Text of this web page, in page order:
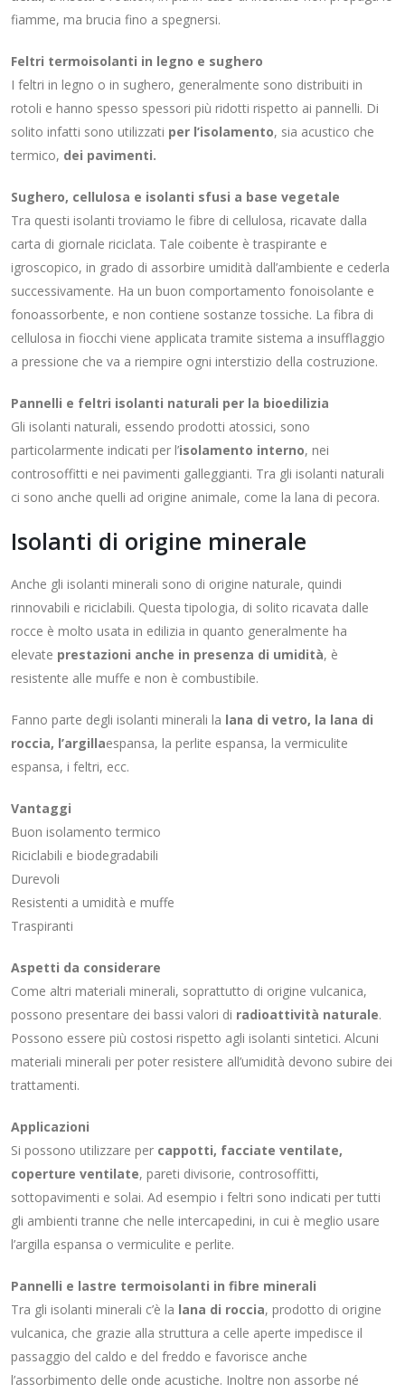
fiamme, ma brucia fino a spegnersi.
Feltri termoisolanti in legno e sughero
I feltri in legno o in sughero, generalmente sono distribuiti in
rotoli e hanno spesso spessori più ridotti rispetto ai pannelli. Di
solito infatti sono utilizzati per l’isolamento, sia acustico che
termico, dei pavimenti.
Sughero, cellulosa e isolanti sfusi a base vegetale
Tra questi isolanti troviamo le fibre di cellulosa, ricavate dalla
carta di giornale riciclata. Tale coibente è traspirante e
igroscopico, in grado di assorbire umidità dall’ambiente e cederla
successivamente. Ha un buon comportamento fonoisolante e
fonoassorbente, e non contiene sostanze tossiche. La fibra di
cellulosa in fiocchi viene applicata tramite sistema a insufflaggio
a pressione che va a riempire ogni interstizio della costruzione.
Pannelli e feltri isolanti naturali per la bioedilizia
Gli isolanti naturali, essendo prodotti atossici, sono
particolarmente indicati per l’isolamento interno, nei
controsoffitti e nei pavimenti galleggianti. Tra gli isolanti naturali
ci sono anche quelli ad origine animale, come la lana di pecora.
Isolanti di origine minerale
Anche gli isolanti minerali sono di origine naturale, quindi
rinnovabili e riciclabili. Questa tipologia, di solito ricavata dalle
rocce è molto usata in edilizia in quanto generalmente ha
elevate prestazioni anche in presenza di umidità, è
resistente alle muffe e non è combustibile.
Fanno parte degli isolanti minerali la lana di vetro, la lana di
roccia, l’argillaespansa, la perlite espansa, la vermiculite
espansa, i feltri, ecc.
Vantaggi
Buon isolamento termico
Riciclabili e biodegradabili
Durevoli
Resistenti a umidità e muffe
Traspiranti
Aspetti da considerare
Come altri materiali minerali, soprattutto di origine vulcanica,
possono presentare dei bassi valori di radioattività naturale.
Possono essere più costosi rispetto agli isolanti sintetici. Alcuni
materiali minerali per poter resistere all’umidità devono subire dei
trattamenti.
Applicazioni
Si possono utilizzare per cappotti, facciate ventilate,
coperture ventilate, pareti divisorie, controsoffitti,
sottopavimenti e solai. Ad esempio i feltri sono indicati per tutti
gli ambienti tranne che nelle intercapedini, in cui è meglio usare
l’argilla espansa o vermiculite e perlite.
Pannelli e lastre termoisolanti in fibre minerali
Tra gli isolanti minerali c’è la lana di roccia, prodotto di origine
vulcanica, che grazie alla struttura a celle aperte impedisce il
passaggio del caldo e del freddo e favorisce anche
l’assorbimento delle onde acustiche. Inoltre non assorbe né